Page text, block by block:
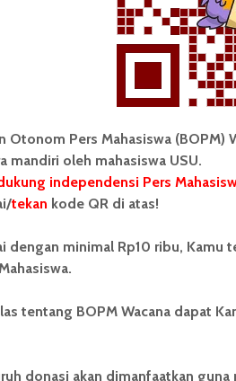
akan berisi syarat peserta, petunjuk
dan seleksi. Di USU, pemilihan
dan Kealumnian (BKK)
mawapres dari Dirjen Dikti, akan
nama mawapresnya dengan
dan Kealumnian (BKK).
perekrutan dan seleksi
nama mawapres fakultas
pemilihan itu akan ditunjuk juri
fakultas pada hari pemilihan.
karya tulis dan isu yang diangkat
faktor yang akan dinilai.
digelar bulan April, sebab pada
Otonom Pers Mahasiswa (BOPM)
mandiri oleh mahasiswa USU.
independensi Pers
tekan kode QR di atas!
dengan minimal Rp10 ribu, Kamu
tentang BOPM Wacana dapat
donasi akan dimanfaatkan